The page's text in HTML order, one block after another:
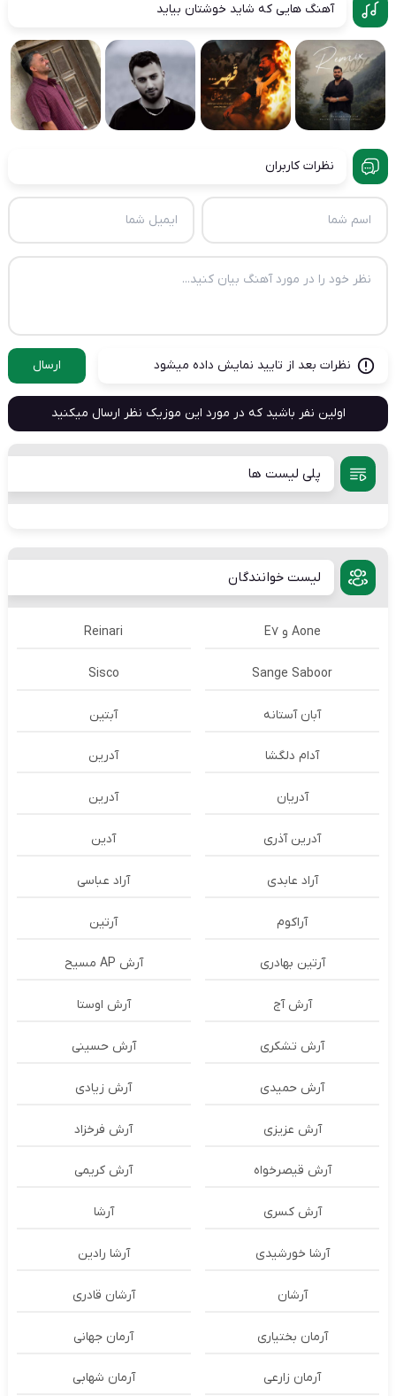
آهنگ هایی که شاید خوشتان بیاید
نظرات کاربران
نظرات بعد از تایید نمایش داده میشود ارسال
اولین نفر باشید که در مورد این موزیک نظر ارسال میکنید
پلی لیست ها
لیست خوانندگان
Aone و E7 Reinari
Sange Saboor
Sisco
آبان آستانه آبتین
آدام دلگشا آدرين
آدریان آدرین
آدرین آذری آدین
آراد عابدی آراد عباسی
آراکوم آرتین
آرتین بهادری آرش AP مسیح
آرش آج آرش اوستا
آرش تشکری آرش حسینی
آرش حمیدی آرش زیادی
آرش عزیزی آرش فرخزاد
آرش قیصرخواه آرش کریمی
آرش کسری آرشا
آرشا خورشیدی آرشا رادین
آرشان آرشان قادری
آرمان بختیاری آرمان جهانی
آرمان زارعی آرمان شهابی